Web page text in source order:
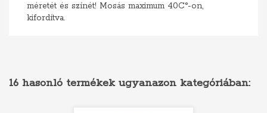
méretét és színét! Mosás maximum 40C°-on,
kifordítva.
16 hasonló termékek ugyanazon kategóriában: